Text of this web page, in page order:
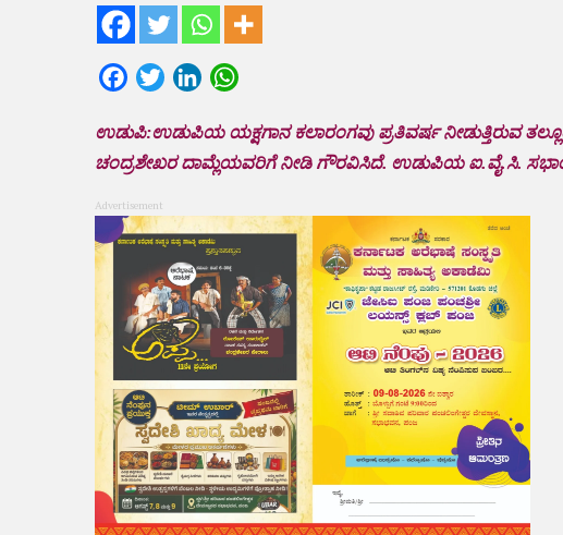
FacebookTwitterLinkedIn
ಉಡುಪಿ:ಉಡುಪಿಯ ಯಕ್ಷಗಾನ ಕಲಾರಂಗವು ಪ್ರತಿವರ್ಷ ನೀಡುತ್ತಿರುವ
ಚಂದ್ರಶೇಖರ ದಾಮ್ಲೆಯವರಿಗೆ ನೀಡಿ ಗೌರವಿಸಿದೆ. ಉಡುಪಿಯ ಐ.ವೈ.ಸಿ.
Advertisement